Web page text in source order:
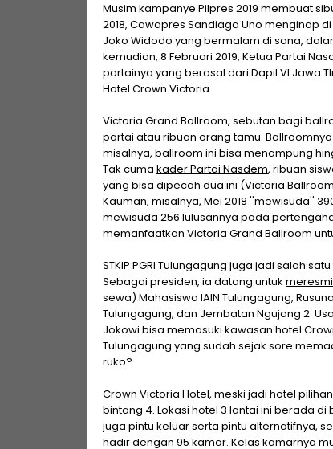
Musim kampanye Pilpres 2019 membuat
2018, Cawapres Sandiaga Uno menginap
Joko Widodo yang bermalam di sana,
kemudian, 8 Februari 2019, Ketua Partai
partainya yang berasal dari Dapil VI Jawa
Hotel Crown Victoria.
Victoria Grand Ballroom, sebutan bagi
partai atau ribuan orang tamu.
misalnya, ballroom ini bisa menampung
Tak cuma kader Partai Nasdem, ribuan
yang bisa dipecah dua ini (Victoria
Kauman, misalnya, Mei 2018 ''mewisuda''
mewisuda 256 lulusannya pada
memanfaatkan Victoria Grand Ballroom
STKIP PGRI Tulungagung juga jadi salah
Sebagai presiden, ia datang untuk
sewa) Mahasiswa IAIN Tulungagung,
Tulungagung, dan Jembatan Ngujang 2.
Jokowi bisa memasuki kawasan hotel
Tulungagung yang sudah sejak sore
ruko?
Crown Victoria Hotel, meski jadi hotel
bintang 4. Lokasi hotel 3 lantai ini berada
juga pintu keluar serta pintu alternatifnya,
hadir dengan 95 kamar. Kelas kamarnya